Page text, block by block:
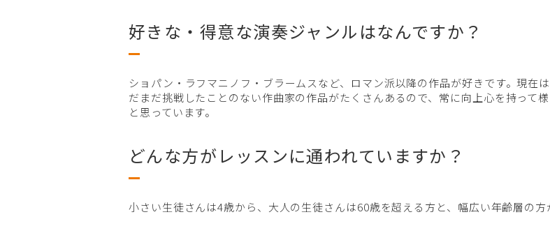
好きな・得意な演奏ジャンルはなんですか？
ショパン・ラフマニノフ・ブラームスなど、ロマン派以降の作品が好きです。現在
だまだ挑戦したことのない作曲家の作品がたくさんあるので、常に向上心を持って
と思っています。
どんな方がレッスンに通われていますか？
小さい生徒さんは4歳から、大人の生徒さんは60歳を超える方と、幅広い年齢層の方